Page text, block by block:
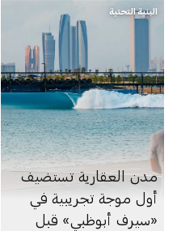
البنية التحتية
مدن العقارية تستضيف
أول موجة تجريبية في
«سيرف أبوظبي» قبل